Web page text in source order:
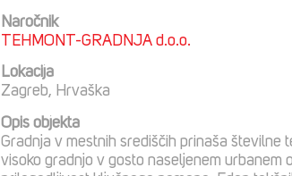
Naročnik
TEHMONT-GRADNJA d.o.o.
Lokacija
Zagreb, Hrvaška
Opis objekta
Gradnja v mestnih središčih prinaša številne
visoko gradnjo v gosto naseljenem urbanem